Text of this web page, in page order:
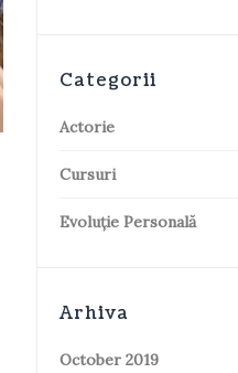
Categorii
Actorie
Cursuri
Evoluție Personală
Arhiva
October 2019